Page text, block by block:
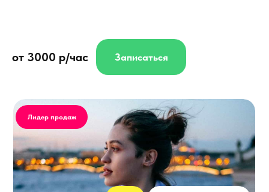
Лидер продаж
от 3000 р/час Записаться